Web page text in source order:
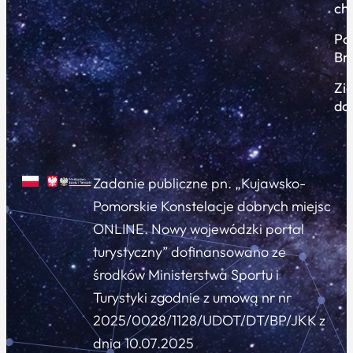
Zadanie publiczne pn. „Kujawsko-
Pomorskie Konstelacje dobrych miejsc
ONLINE. Nowy wojewódzki portal
turystyczny” dofinansowano ze
środków Ministerstwa Sportu i
Turystyki zgodnie z umową nr nr
2025/0028/1128/UDOT/DT/BP/JKK z
dnia 10.07.2025